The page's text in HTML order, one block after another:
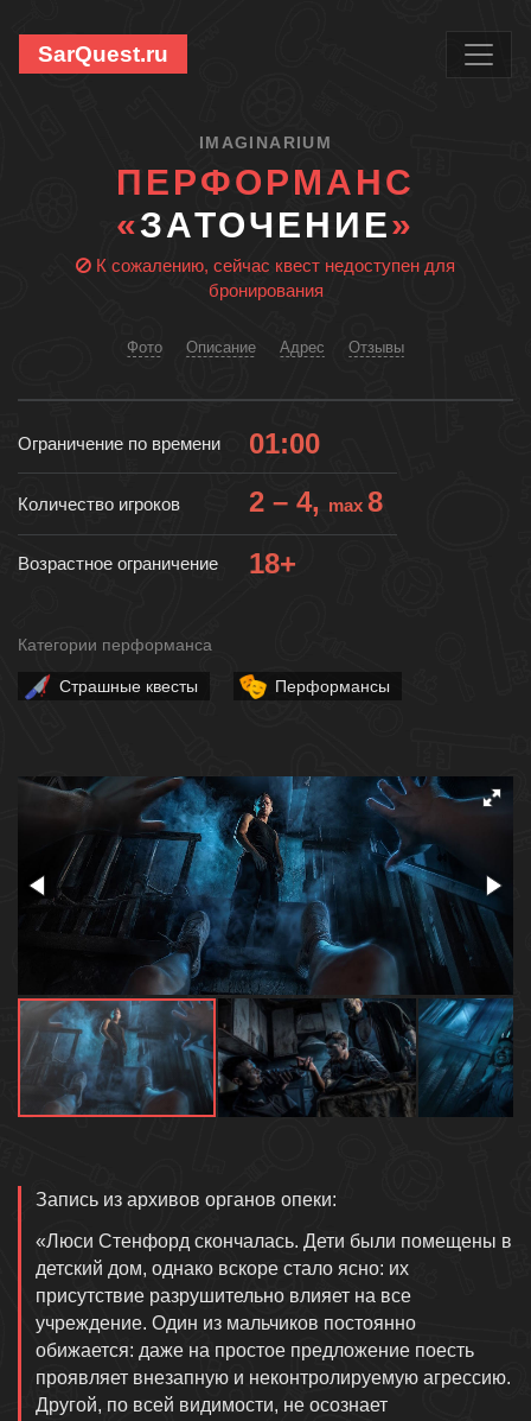
SarQuest.ru
IMAGINARIUM
ПЕРФОРМАНС
«ЗАТОЧЕНИЕ»
К сожалению, сейчас квест недоступен для
бронирования
Фото Описание Адрес Отзывы
Ограничение по времени 01:00
Количество игроков 2 – 4, max 8
Возрастное ограничение 18+
Категории перформанса
Страшные квесты Перформансы
Описание
Запись из архивов органов опеки:
«Люси Стенфорд скончалась. Дети были помещены в
детский дом, однако вскоре стало ясно: их
присутствие разрушительно влияет на все
учреждение. Один из мальчиков постоянно
обижается: даже на простое предложение поесть
проявляет внезапную и неконтролируемую агрессию.
Другой, по всей видимости, не осознает